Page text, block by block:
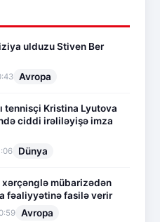
ulduzu Stiven Ber
Avropa
tennisçi Kristina Lyutova
ciddi irəliləyişə imza
Dünya
xərçənglə mübarizədən
fəaliyyətinə fasilə verir
Avropa